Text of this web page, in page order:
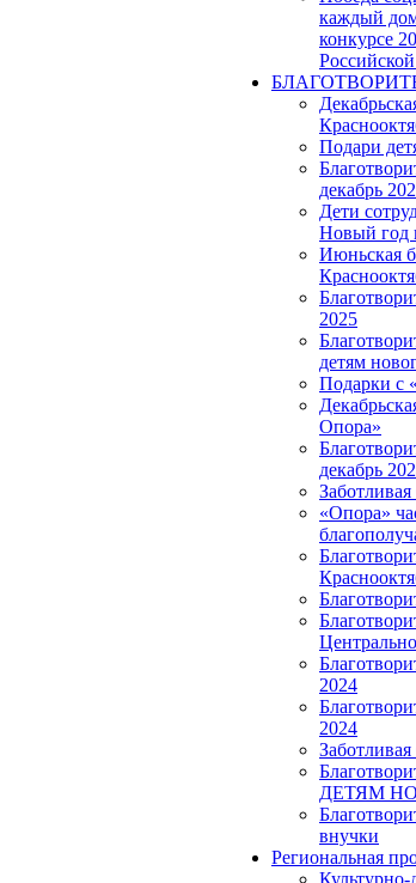
каждый
конкурсе
Подари
декабрь
Дети
Новый год
Июньская
2025
детям
Подарки с
Опора»
декабрь
«Опора»
2024
2024
ДЕТЯМ
внучки
Региональная
Культурно-